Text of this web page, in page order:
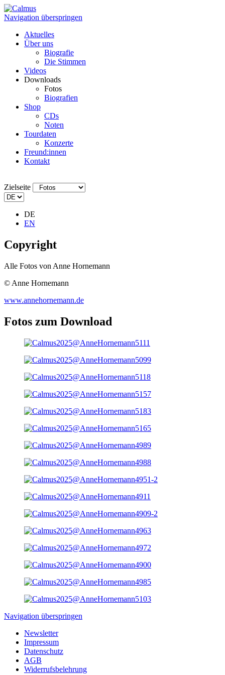
Navigation überspringen
Aktuelles
Über uns
Biografie
Die Stimmen
Videos
Downloads
Fotos
Biografien
Shop
CDs
Noten
Tourdaten
Konzerte
Freund:innen
Kontakt
Zielseite
DE
EN
Copyright
Alle Fotos von Anne Hornemann
© Anne Hornemann
www.annehornemann.de
Fotos zum Download
Navigation überspringen
Newsletter
Impressum
Datenschutz
AGB
Widerrufsbelehrung